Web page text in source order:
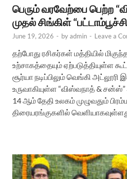
பெரும் வரவேற்பை பெற்ற
முதல் சிங்கிள்
June 19, 2026 - byadmin - Leave a
தற்போது ரசிகர்கள் மத்தியில்
உற்சாகத்தையும் ஏற்படுத்தியுள்ள
சூர்யா நடிப்பிலும் வெங்கி அட்லூரி
உருவாகியுள்ள “விஸ்வநாத் &
14 ஆம் தேதி உலகம் முழுவதும்
திரையரங்குகளில்